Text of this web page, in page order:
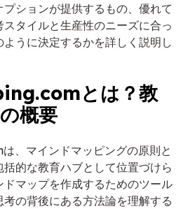
ションが提供するもの、優れて
タイルと生産性のニーズに合っ
うに決定するかを詳しく説明し
とは？教
概要
、マインドマッピングの原則と
的な教育ハブとして位置づけら
ドマップを作成するためのツール
の背後にある方法論を理解する